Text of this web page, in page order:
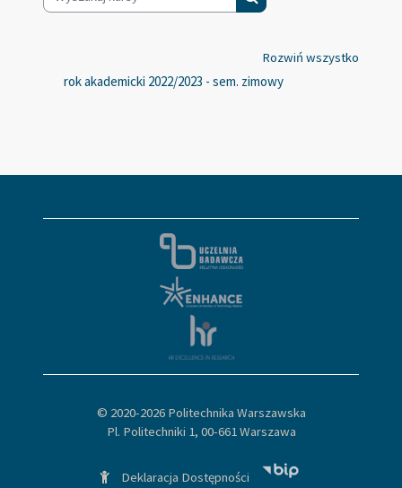
Wyszukaj kursy
Rozwiń wszystko
rok akademicki 2022/2023 - sem. zimowy
© 2020-2026 Politechnika Warszawska
Pl. Politechniki 1, 00-661 Warszawa
Deklaracja Dostępności